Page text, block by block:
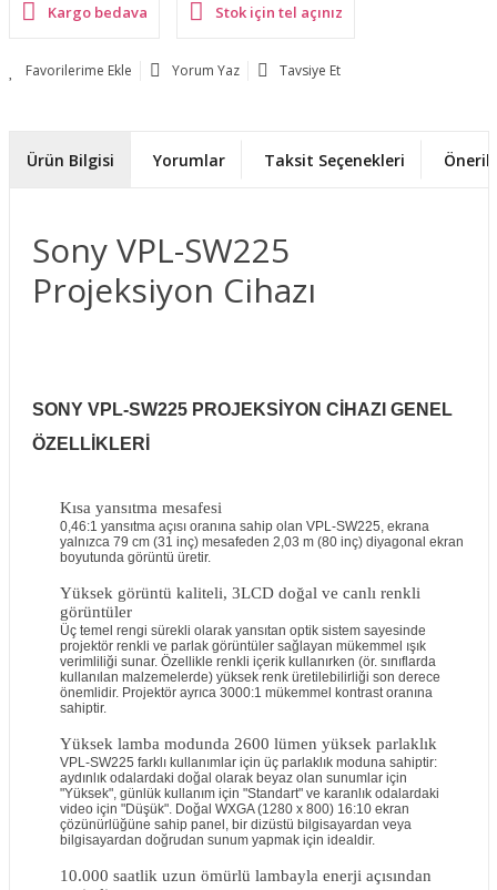
Kargo bedava Stok için tel açınız
Yorum Yaz Tavsiye Et
Ürün Bilgisi Yorumlar Taksit Seçenekleri
Sony VPL-SW225
Projeksiyon Cihazı
SONY VPL-SW225 PROJEKSİYON CİHAZI GENEL
ÖZELLİKLERİ
Kısa yansıtma mesafesi
0,46:1 yansıtma açısı oranına sahip olan VPL-SW225, ekrana
yalnızca 79 cm (31 inç) mesafeden 2,03 m (80 inç) diyagonal ekran
boyutunda görüntü üretir.
Yüksek görüntü kaliteli, 3LCD doğal ve canlı renkli
görüntüler
Üç temel rengi sürekli olarak yansıtan optik sistem sayesinde
projektör renkli ve parlak görüntüler sağlayan mükemmel ışık
verimliliği sunar. Özellikle renkli içerik kullanırken (ör. sınıflarda
kullanılan malzemelerde) yüksek renk üretilebilirliği son derece
önemlidir. Projektör ayrıca 3000:1 mükemmel kontrast oranına
sahiptir.
Yüksek lamba modunda 2600 lümen yüksek parlaklık
VPL-SW225 farklı kullanımlar için üç parlaklık moduna sahiptir:
aydınlık odalardaki doğal olarak beyaz olan sunumlar için
"Yüksek", günlük kullanım için "Standart" ve karanlık odalardaki
video için "Düşük". Doğal WXGA (1280 x 800) 16:10 ekran
çözünürlüğüne sahip panel, bir dizüstü bilgisayardan veya
bilgisayardan doğrudan sunum yapmak için idealdir.
10.000 saatlik uzun ömürlü lambayla enerji açısından